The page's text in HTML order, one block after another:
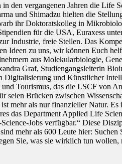
den vergangenen Jahren die Life
und Shimadzu hielten die
ihr Doktoratskolleg in
für die USA, Euraxess
Industrie, freie Stellen. Das
Ideen zu uns, wir können Euch
aus Molekularbiologie,
Graf, Studiengangsleiterin
Digitalisierung und Künstlicher
Tourismus, das die LSCF von
seien Brücken zwischen
mehr als nur finanzieller Natur.
das Department Applied Life
Jobs verfügbar.“ Diese
mehr als 600 Leute hier:
Sie, was sie wirklich tun